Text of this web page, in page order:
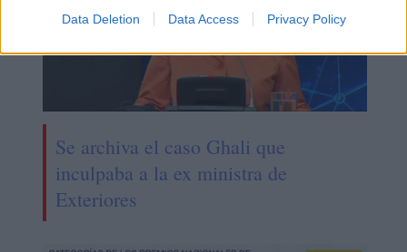
Data Deletion Data Access Privacy Policy
Se archiva el caso Ghali que
inculpaba a la ex ministra de
Exteriores